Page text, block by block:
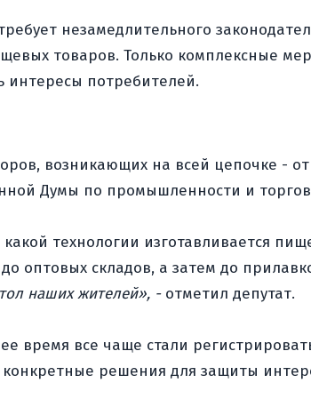
незамедлительного
товаров. Только комплексные
потребителей.
возникающих на всей цепочке -
Думы по промышленности и
технологии изготавливается
оптовых складов, а затем до
наших жителей», -отметил депутат.
время все чаще стали
решения для защиты